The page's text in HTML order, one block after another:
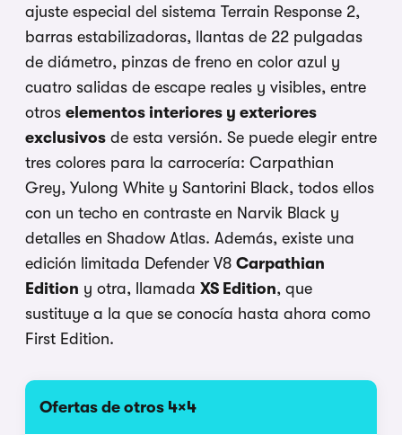
ajuste especial del sistema Terrain Response 2,
barras estabilizadoras, llantas de 22 pulgadas
de diámetro, pinzas de freno en color azul y
cuatro salidas de escape reales y visibles, entre
otros elementos interiores y exteriores
exclusivos de esta versión. Se puede elegir entre
tres colores para la carrocería: Carpathian
Grey, Yulong White y Santorini Black, todos ellos
con un techo en contraste en Narvik Black y
detalles en Shadow Atlas. Además, existe una
edición limitada Defender V8 Carpathian
Edition y otra, llamada XS Edition, que
sustituye a la que se conocía hasta ahora como
First Edition.
Ofertas de otros 4×4